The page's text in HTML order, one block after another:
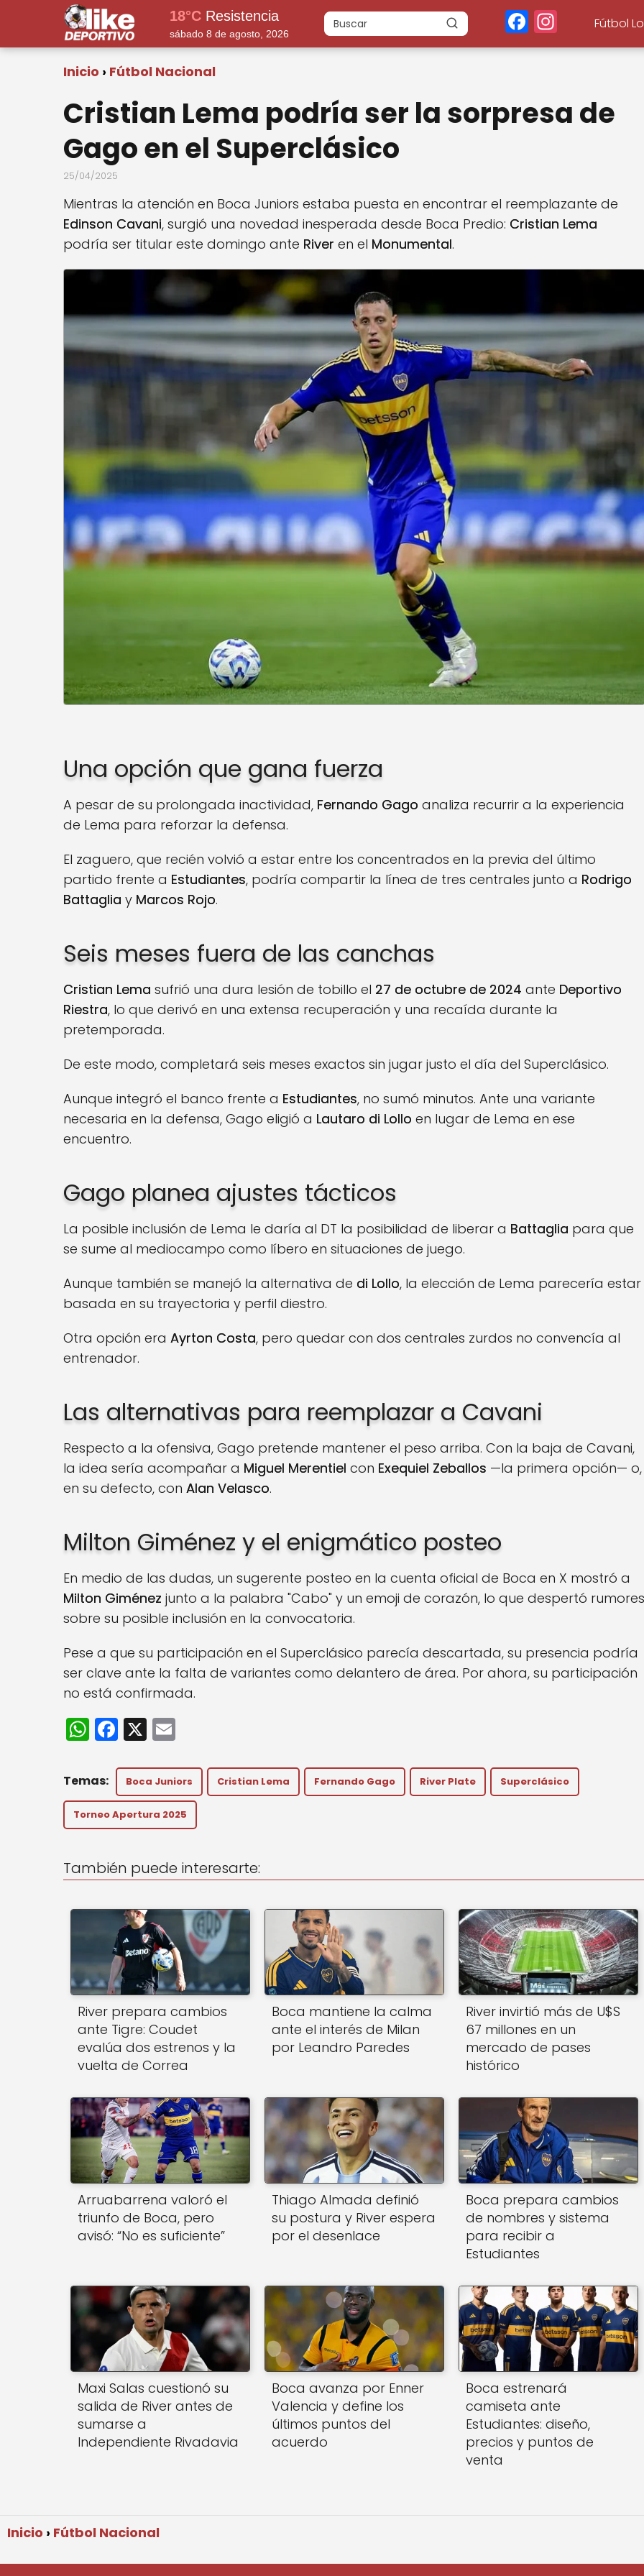
18°C Resistencia
sábado 8 de agosto, 2026 F
a
b
In
st
r
Fútbol
Inicio Fútbol Nacional
Cristian Lema podría ser la sorpresa de
Gago en el Superclásico
25/04/2025
Mientras la atención en Boca Juniors estaba puesta en encontrar el reemplazante de
Edinson Cavani, surgió una novedad inesperada desde Boca Predio: Cristian Lema
podría ser titular este domingo ante River en el Monumental.
Una opción que gana fuerza
A pesar de su prolongada inactividad, Fernando Gago analiza recurrir a la experiencia
de Lema para reforzar la defensa.
El zaguero, que recién volvió a estar entre los concentrados en la previa del último
partido frente a Estudiantes, podría compartir la línea de tres centrales junto a Rodrigo
Battaglia y Marcos Rojo.
Seis meses fuera de las canchas
Cristian Lema sufrió una dura lesión de tobillo el 27 de octubre de 2024 ante Deportivo
Riestra, lo que derivó en una extensa recuperación y una recaída durante la
pretemporada.
De este modo, completará seis meses exactos sin jugar justo el día del Superclásico.
Aunque integró el banco frente a Estudiantes, no sumó minutos. Ante una variante
necesaria en la defensa, Gago eligió a Lautaro di Lollo en lugar de Lema en ese
encuentro.
Gago planea ajustes tácticos
La posible inclusión de Lema le daría al DT la posibilidad de liberar a Battaglia para que
se sume al mediocampo como líbero en situaciones de juego.
Aunque también se manejó la alternativa de di Lollo, la elección de Lema parecería estar
basada en su trayectoria y perfil diestro.
Otra opción era Ayrton Costa, pero quedar con dos centrales zurdos no convencía al
entrenador.
Las alternativas para reemplazar a Cavani
Respecto a la ofensiva, Gago pretende mantener el peso arriba. Con la baja de Cavani,
la idea sería acompañar a Miguel Merentiel con Exequiel Zeballos —la primera opción— o,
en su defecto, con Alan Velasco.
Milton Giménez y el enigmático posteo
En medio de las dudas, un sugerente posteo en la cuenta oficial de Boca en X mostró a
Milton Giménez junto a la palabra "Cabo" y un emoji de corazón, lo que despertó rumores
sobre su posible inclusión en la convocatoria.
Pese a que su participación en el Superclásico parecía descartada, su presencia podría
ser clave ante la falta de variantes como delantero de área. Por ahora, su participación
no está confirmada.
W
a
ts
A
p
F
c
e
b
o
k
X
ai
l
Boca Juniors Cristian Lema Fernando Gago River Plate Superclásico
Torneo Apertura 2025
También puede interesarte:
River prepara cambios
ante Tigre: Coudet
evalúa dos estrenos y la
vuelta de Correa
Boca mantiene la calma
ante el interés de Milan
por Leandro Paredes
River invirtió más de U$S
67 millones en un
mercado de pases
histórico
Arruabarrena valoró el
triunfo de Boca, pero
avisó: “No es suficiente”
Thiago Almada definió
su postura y River espera
por el desenlace
Boca prepara cambios
de nombres y sistema
para recibir a
Estudiantes
Maxi Salas cuestionó su
salida de River antes de
sumarse a
Independiente Rivadavia
Boca avanza por Enner
Valencia y define los
últimos puntos del
acuerdo
Boca estrenará
camiseta ante
Estudiantes: diseño,
precios y puntos de
venta
Inicio Fútbol Nacional